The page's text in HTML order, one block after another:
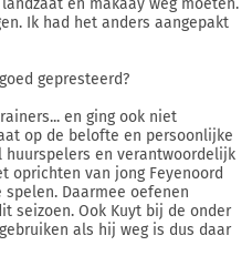
en makaay weg moeten.
Ik had het anders aangepakt
gepresteerd?
en ging ook niet
op de belofte en persoonlijke
huurspelers en verantwoordelijk
oprichten van jong Feyenoord
Daarmee oefenen
seizoen. Ook Kuyt bij de onder
als hij weg is dus daar